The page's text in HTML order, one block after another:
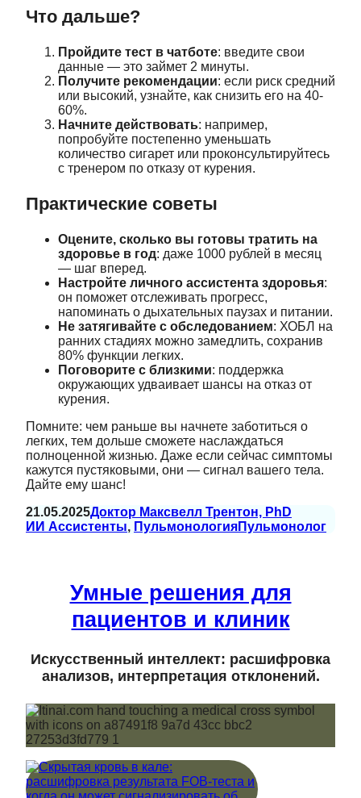
Что дальше?
Пройдите тест в чатботе: введите свои
данные — это займет 2 минуты.
Получите рекомендации: если риск средний
или высокий, узнайте, как снизить его на 40-
60%.
Начните действовать: например,
попробуйте постепенно уменьшать
количество сигарет или проконсультируйтесь
с тренером по отказу от курения.
Практические советы
Оцените, сколько вы готовы тратить на
здоровье в год: даже 1000 рублей в месяц
— шаг вперед.
Настройте личного ассистента здоровья:
он поможет отслеживать прогресс,
напоминать о дыхательных паузах и питании.
Не затягивайте с обследованием: ХОБЛ на
ранних стадиях можно замедлить, сохранив
80% функции легких.
Поговорите с близкими: поддержка
окружающих удваивает шансы на отказ от
курения.
Помните: чем раньше вы начнете заботиться о
легких, тем дольше сможете наслаждаться
полноценной жизнью. Даже если сейчас симптомы
кажутся пустяковыми, они — сигнал вашего тела.
Дайте ему шанс!
21.05.2025Доктор Максвелл Трентон, PhD
ИИ Ассистенты, ПульмонологияПульмонолог
Умные решения для
пациентов и клиник
Искусственный интеллект: расшифровка
анализов, интерпретация отклонений.